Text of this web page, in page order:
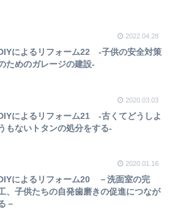
2022.04.28
によるリフォーム22 -子供の安全対策
ためのガレージの建設-
2020.03.03
によるリフォーム21 -古くてどうしよ
もないトタンの処分をする-
2020.01.16
によるリフォーム20 －洗面室の完
、子供たちの自発歯磨きの促進につなが
－